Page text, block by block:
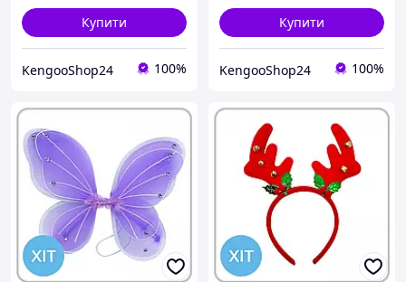
Купити
KengooShop24 100%
Купити
KengooShop24 100%